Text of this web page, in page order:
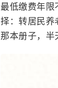
最低缴费年限
择：转居民养
那本册子，半